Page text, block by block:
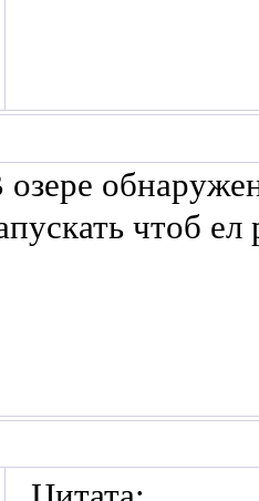
озере
чтоб ел